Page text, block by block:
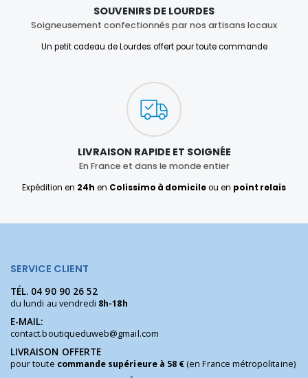
SOUVENIRS DE LOURDES
Soigneusement confectionnés par nos artisans locaux
Un petit cadeau de Lourdes offert pour toute commande
LIVRAISON RAPIDE ET SOIGNÉE
En France et dans le monde entier
Expédition en 24h en Colissimo à domicileou en point relais
SERVICE CLIENT
TÉL. 04 90 90 26 52
du lundi au vendredi 8h-18h
E-MAIL:
contact.boutiqueduweb@gmail.com
LIVRAISON OFFERTE
pour toute commande supérieure à 58 €(en France métropolitaine)